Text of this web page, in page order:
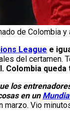
de Colombia y
League e
del certamen.
Colombia
los
en un
marzo. Vio